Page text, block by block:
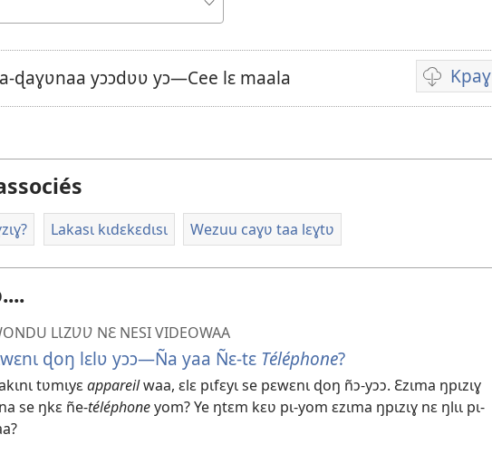
ɖaɣʋnaa yɔɔdʋʋ yɔ—Cee lɛ maala Kpaɣ
Options
de
des
Lakasɩ kɩdɛkɛdɩsɩ Wezuu caɣʋ taa lɛɣtʋ
LƖZƲƲ NƐ NESI VIDEOWAA
ɖoŋ lɛlʋ yɔɔ—Ña yaa Ñɛ-tɛ Téléphone?
tʋmɩyɛappareilwaa, ɛlɛ pɩfɛyɩ se pɛwɛnɩ ɖoŋ ñɔ-yɔɔ. Ɛzɩma ŋpɩzɩɣ
se ŋkɛ ñe-téléphoneyom? Ye ŋtɛm kɛʋ pɩ-yom ɛzɩma ŋpɩzɩɣ nɛ ŋlɩɩ pɩ-